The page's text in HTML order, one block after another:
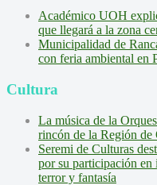
Académico UOH
que llegará a la zona
Municipalidad de
con feria ambiental en
Cultura
La música de la
rincón de la Región de
Seremi de Culturas
por su participación
terror y fantasía